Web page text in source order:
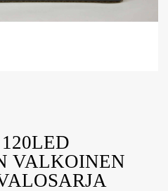
VALKOINEN